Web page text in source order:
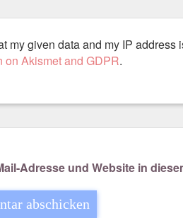
my given data and my IP
on Akismet and GDPR.
Adresse und Website in